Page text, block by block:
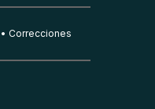
Correcciones